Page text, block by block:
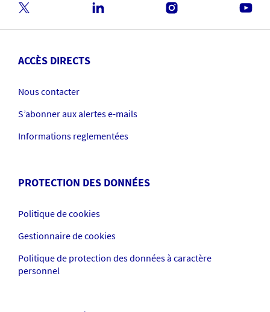
ACCÈS DIRECTS
Nous contacter
S’abonner aux alertes e-mails
Informations reglementées
PROTECTION DES DONNÉES
Politique de cookies
Gestionnaire de cookies
Politique de protection des données à caractère
personnel